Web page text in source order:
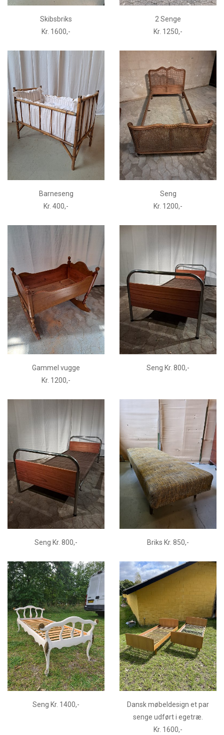
Skibsbriks
Kr. 1600,-
2 Senge
Kr. 1250,-
Barneseng
Kr. 400,-
Seng
Kr. 1200,-
Gammel vugge
Kr. 1200,-
Seng Kr. 800,-
Seng Kr. 800,- Briks Kr. 850,-
Seng Kr. 1400,-
Dansk møbeldesign et par
senge udført i egetræ.
Kr. 1600,-